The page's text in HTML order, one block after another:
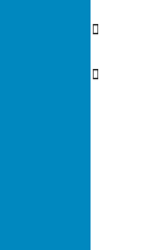
r
a
o
r